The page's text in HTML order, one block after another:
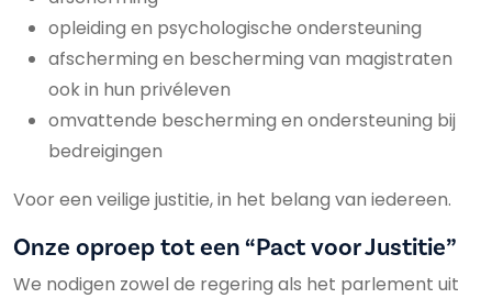
opleiding en psychologische ondersteuning
afscherming en bescherming van magistraten
ook in hun privéleven
omvattende bescherming en ondersteuning bij
bedreigingen
Voor een veilige justitie, in het belang van iedereen.
Onze oproep tot een “Pact voor Justitie”
We nodigen zowel de regering als het parlement uit